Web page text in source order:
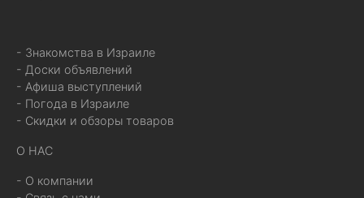
- Знакомства в Израиле
- Доски объявлений
- Афиша выступлений
- Погода в Израиле
- Скидки и обзоры товаров
О НАС
- О компании